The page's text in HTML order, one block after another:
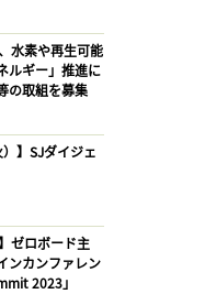
水素や再生可能
ルギー」推進に
の取組を募集
】SJダイジェ
ゼロボード主
ンカンファレン
2023」